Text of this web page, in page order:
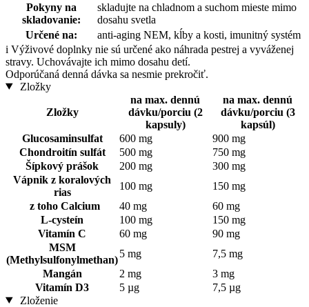
Pokyny na
skladovanie:
skladujte na chladnom a suchom mieste mimo
dosahu svetla
Určené na:
anti-aging NEM, kĺby a kosti, imunitný systém
i Výživové doplnky nie sú určené ako náhrada pestrej a vyváženej
stravy. Uchovávajte ich mimo dosahu detí.
Odporúčaná denná dávka sa nesmie prekročiť.
Zložky
Zložky
na max. dennú
dávku/porciu (2
kapsuly)
na max. dennú
dávku/porciu (3
kapsúl)
Glucosaminsulfat
600 mg
900 mg
Chondroitín sulfát
500 mg
750 mg
Šípkový prášok
200 mg
300 mg
Vápnik z koralových
rias
100 mg
150 mg
z toho Calcium
40 mg
60 mg
L-cysteín
100 mg
150 mg
Vitamín C
60 mg
90 mg
MSM
(Methylsulfonylmethan)
5 mg
7,5 mg
Mangán
2 mg
3 mg
Vitamín D3
5 µg
7,5 µg
Zloženie